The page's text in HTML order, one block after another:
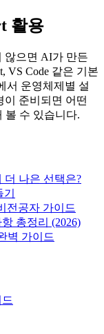
활용
않으면 AI가 만든
VS Code 같은 기본
서 운영체제별 설
준비되면 어떤
볼 수 있습니다.
더 나은 선택은?
전공자 가이드
총정리 (2026)
벽 가이드